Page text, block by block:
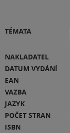
TÉMATA
NAKLADATEL
DATUM VYDÁNÍ
EAN
VAZBA
JAZYK
POČET STRAN
ISBN